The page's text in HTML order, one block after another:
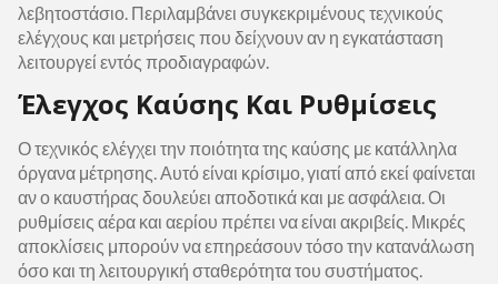
λεβητοστάσιο. Περιλαμβάνει συγκεκριμένους τεχνικούς
ελέγχους και μετρήσεις που δείχνουν αν η εγκατάσταση
λειτουργεί εντός προδιαγραφών.
Έλεγχος Καύσης Και Ρυθμίσεις
Ο τεχνικός ελέγχει την ποιότητα της καύσης με κατάλληλα
όργανα μέτρησης. Αυτό είναι κρίσιμο, γιατί από εκεί φαίνεται
αν ο καυστήρας δουλεύει αποδοτικά και με ασφάλεια. Οι
ρυθμίσεις αέρα και αερίου πρέπει να είναι ακριβείς. Μικρές
αποκλίσεις μπορούν να επηρεάσουν τόσο την κατανάλωση
όσο και τη λειτουργική σταθερότητα του συστήματος.